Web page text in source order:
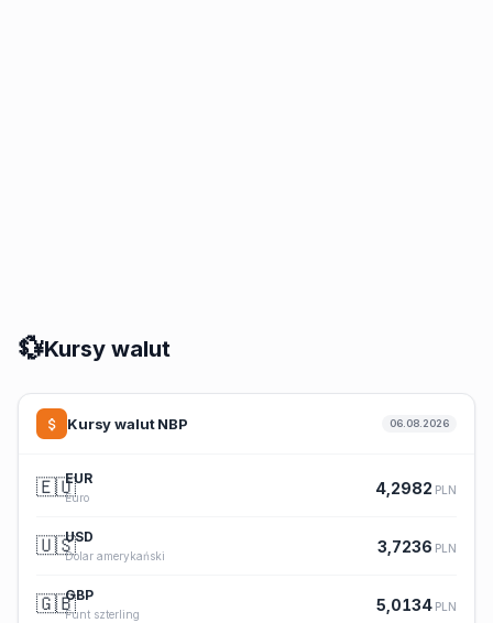
💱Kursy walut
Kursy walut NBP 06.08.2026
🇪🇺EUR
Euro
4,2982 PLN
🇺🇸USD
Dolar amerykański
3,7236 PLN
🇬🇧GBP
Funt szterling
5,0134 PLN